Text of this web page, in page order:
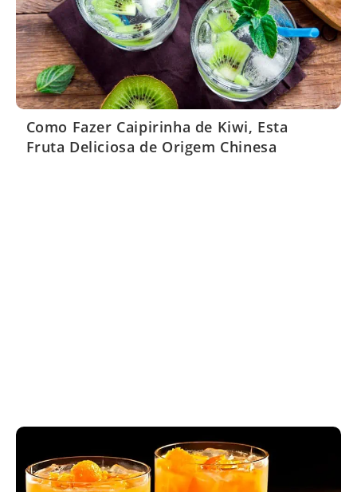
Como Fazer Caipirinha de Kiwi, Esta
Fruta Deliciosa de Origem Chinesa